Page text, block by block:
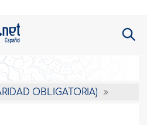
OBLIGATORIA)